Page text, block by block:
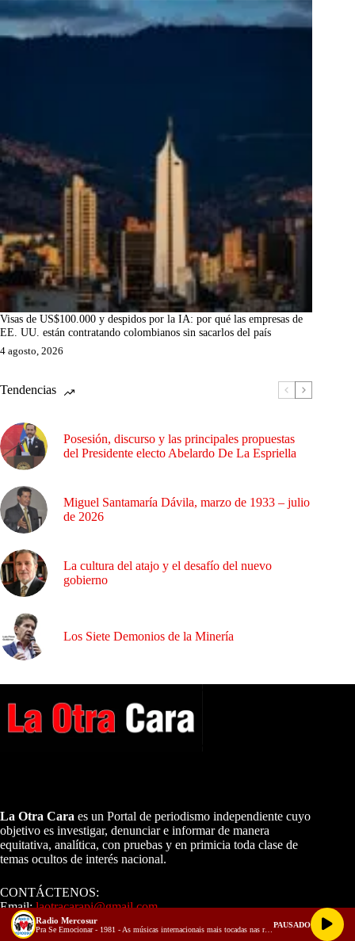
Visas de US$100.000 y despidos por la IA: por qué las empresas de
EE. UU. están contratando colombianos sin sacarlos del país
4 agosto, 2026
Tendencias
Posesión, discurso y las principales propuestas
del Presidente electo Abelardo De La Espriella
Miguel Santamaría Dávila, marzo de 1933 – julio
de 2026
La cultura del atajo y el desafío del nuevo
gobierno
Los Siete Demonios de la Minería
La Otra Cara es un Portal de periodismo independiente cuyo
objetivo es investigar, denunciar e informar de manera
equitativa, analítica, con pruebas y en primicia toda clase de
temas ocultos de interés nacional.
CONTÁCTENOS:
Email:laotracarapi@gmail.com
Dirigida por Sixto Alfredo Pinto
Radio Mercosur
Pra Se Emocionar - 1981 - As músicas internacionais mais tocadas nas rádios do Brasil
PAUSADO